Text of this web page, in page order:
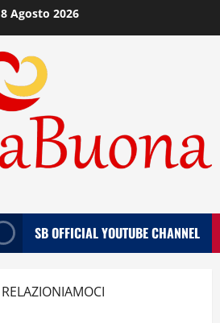
8 Agosto 2026
SB OFFICIAL YOUTUBE CHANNEL
RELAZIONIAMOCI